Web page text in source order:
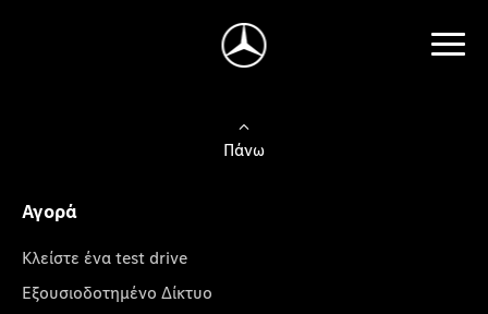
Πάνω
Αγορά
Κλείστε ένα test drive
Εξουσιοδοτημένο Δίκτυο